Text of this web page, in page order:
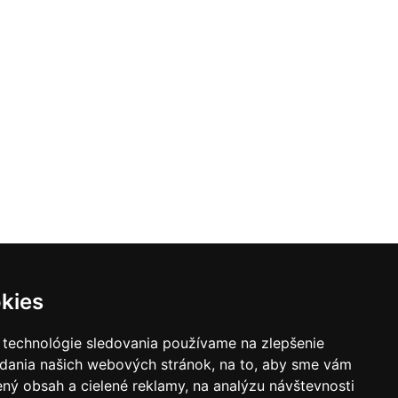
sledovania používame na zlepšenie
našich webových stránok, na to, aby sme vám
obsah a cielené reklamy, na analýzu návštevnosti